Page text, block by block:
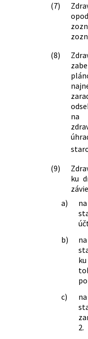
125/2022 Z. z.
266/2022 Z. z.
v
267/2022 Z. z.
(7)
(8)
na
(9)
ku
a)
b)
c)
2.